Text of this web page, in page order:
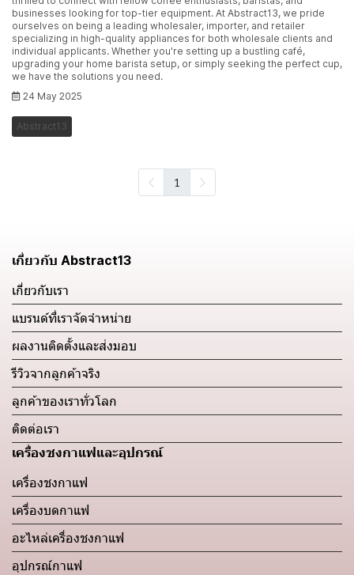
businesses looking for top-tier equipment. At Abstract13, we pride
ourselves on being a leading wholesaler, importer, and retailer
specializing in high-quality appliances for both wholesale clients and
individual applicants. Whether you're setting up a bustling café,
upgrading your home barista setup, or simply seeking the perfect cup,
we have the solutions you need.
24 May 2025
Abstract13
1
เกี่ยวกับ Abstract13
เกี่ยวกับเรา
แบรนด์ที่เราจัดจำหน่าย
ผลงานติดตั้งและส่งมอบ
รีวิวจากลูกค้าจริง
ลูกค้าของเราทั่วโลก
ติดต่อเรา
เครื่องชงกาแฟและอุปกรณ์
เครื่องชงกาแฟ
เครื่องบดกาแฟ
อะไหล่เครื่องชงกาแฟ
อุปกรณ์กาแฟ